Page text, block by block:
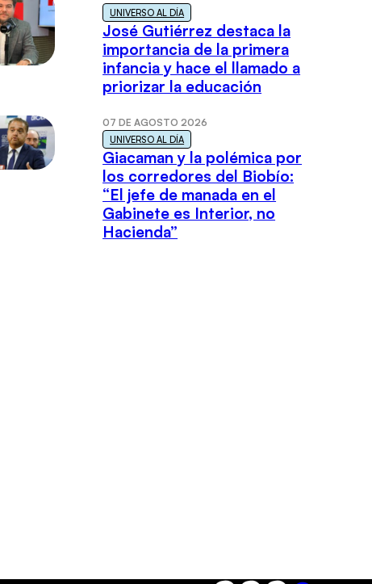
UNIVERSO AL DÍA
José Gutiérrez destaca la
importancia de la primera
infancia y hace el llamado a
priorizar la educación
07 DE AGOSTO 2026
UNIVERSO AL DÍA
Giacaman y la polémica por
los corredores del Biobío:
“El jefe de manada en el
Gabinete es Interior, no
Hacienda”